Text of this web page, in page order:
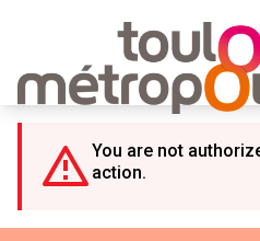
You are not
action.